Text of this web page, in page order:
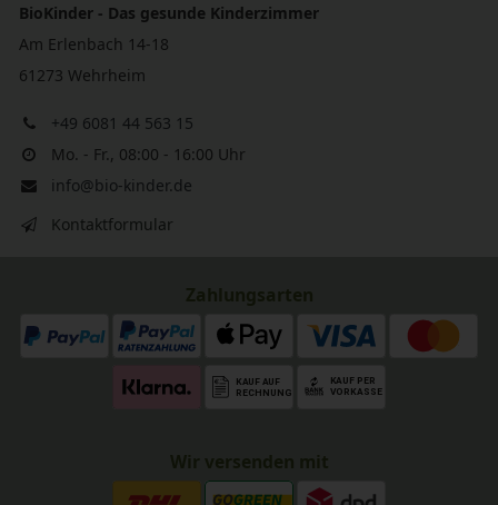
BioKinder - Das gesunde Kinderzimmer
Am Erlenbach 14-18
61273 Wehrheim
+49 6081 44 563 15
Mo. - Fr., 08:00 - 16:00 Uhr
info@bio-kinder.de
Kontaktformular
Zahlungsarten
Wir versenden mit